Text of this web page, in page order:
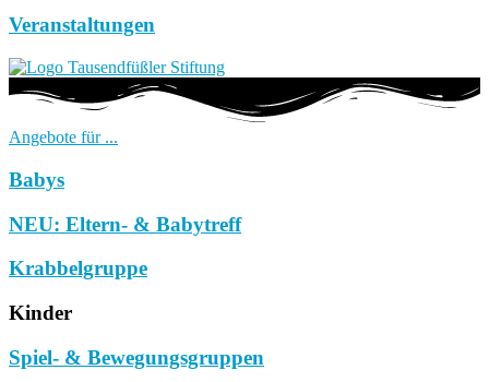
Veranstaltungen
Angebote für ...
Babys
NEU: Eltern- & Babytreff
Krabbelgruppe
Kinder
Spiel- & Bewegungsgruppen